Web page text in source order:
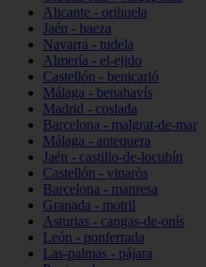
Alicante - orihuela
Jaén - baeza
Navarra - tudela
Almería - el-ejido
Castellón - benicarló
Málaga - benahavís
Madrid - coslada
Barcelona - malgrat-de-mar
Málaga - antequera
Jaén - castillo-de-locubín
Castellón - vinaròs
Barcelona - manresa
Granada - motril
Asturias - cangas-de-onís
León - ponferrada
Las-palmas - pájara